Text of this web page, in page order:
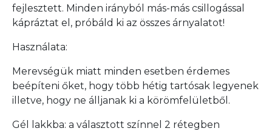
fejlesztett. Minden irányból más-más csillogással
kápráztat el, próbáld ki az összes árnyalatot!
Használata:
Merevségük miatt minden esetben érdemes
beépíteni őket, hogy több hétig tartósak legyenek
illetve, hogy ne álljanak ki a körömfelületből.
Gél lakkba: a választott színnel 2 rétegben